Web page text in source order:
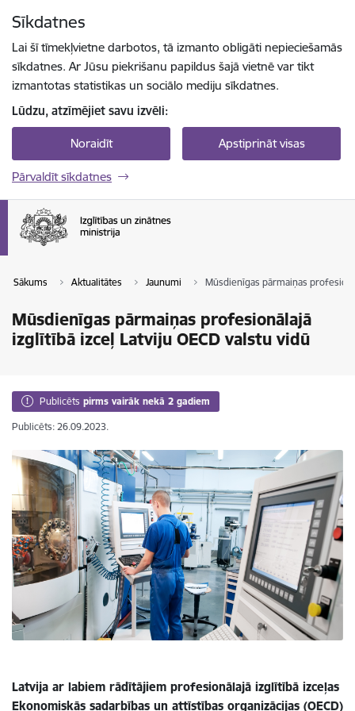
Sīkdatnes
Lai šī tīmekļvietne darbotos, tā izmanto obligāti nepieciešamās
sīkdatnes. Ar Jūsu piekrišanu papildus šajā vietnē var tikt
izmantotas statistikas un sociālo mediju sīkdatnes.
Lūdzu, atzīmējiet savu izvēli:
Noraidīt Apstiprināt visas
Pārvaldīt sīkdatnes
Sākums Aktualitātes Jaunumi Mūsdienīgas pārmaiņas
Mūsdienīgas pārmaiņas profesionālajā
izglītībā izceļ Latviju OECD valstu vidū
Publicēts pirms vairāk nekā 2 gadiem
Publicēts: 26.09.2023.
Latvija ar labiem rādītājiem profesionālajā izglītībā izceļas
Ekonomiskās sadarbības un attīstības organizācijas (OECD)